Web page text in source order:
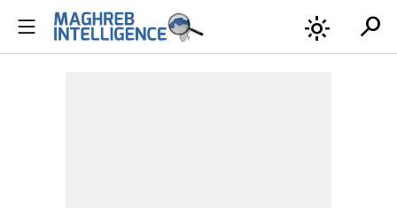
light_mode search